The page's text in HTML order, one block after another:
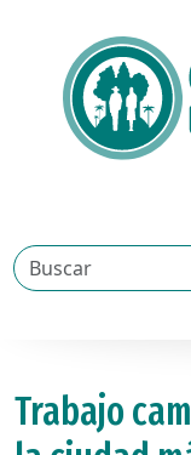
Trabajo